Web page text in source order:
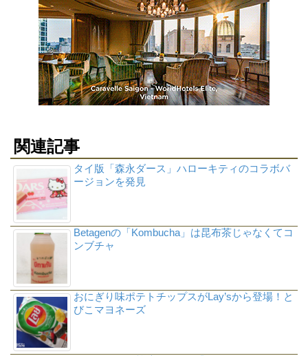
関連記事
タイ版「森永ダース」ハローキティのコラボバ
ージョンを発見
Betagenの「Kombucha」は昆布茶じゃなくてコ
ンブチャ
おにぎり味ポテトチップスがLay’sから登場！と
びこマヨネーズ